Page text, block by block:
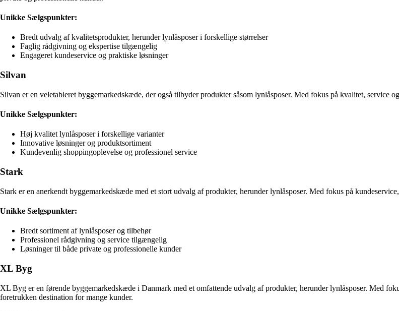
Unikke Sælgspunkter:
Bredt udvalg af kvalitetsprodukter, herunder lynlåsposer i forskellige størrelser
Faglig rådgivning og ekspertise tilgængelig
Engageret kundeservice og praktiske løsninger
Silvan
Silvan er en veletableret byggemarkedskæde, der også tilbyder produkter såsom lynlåsposer. Med fokus på kvalitet, service
Unikke Sælgspunkter:
Høj kvalitet lynlåsposer i forskellige varianter
Innovative løsninger og produktsortiment
Kundevenlig shoppingoplevelse og professionel service
Stark
Stark er en anerkendt byggemarkedskæde med et stort udvalg af produkter, herunder lynlåsposer. Med fokus på
Unikke Sælgspunkter:
Bredt sortiment af lynlåsposer og tilbehør
Professionel rådgivning og service tilgængelig
Løsninger til både private og professionelle kunder
XL Byg
XL Byg er en førende byggemarkedskæde i Danmark med et omfattende udvalg af produkter, herunder lynlåsposer. Med
foretrukken destination for mange kunder.